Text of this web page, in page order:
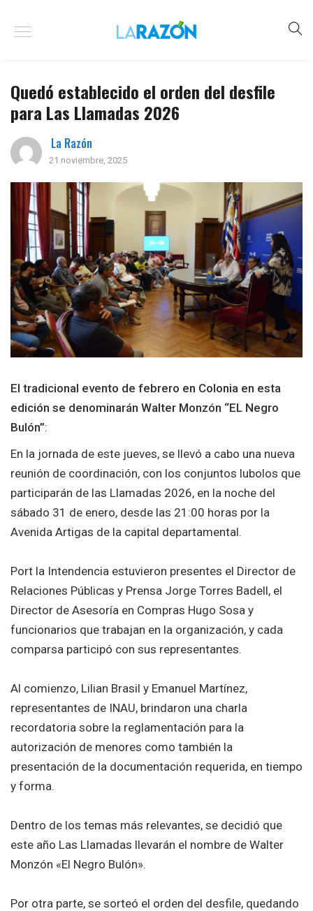
Quedó establecido el orden del desfile
para Las Llamadas 2026
La Razón
21 noviembre, 2025
El tradicional evento de febrero en Colonia en esta
edición se denominarán Walter Monzón “EL Negro
Bulón”:
En la jornada de este jueves, se llevó a cabo una nueva
reunión de coordinación, con los conjuntos lubolos que
participarán de las Llamadas 2026, en la noche del
sábado 31 de enero, desde las 21:00 horas por la
Avenida Artigas de la capital departamental.
Port la Intendencia estuvieron presentes el Director de
Relaciones Públicas y Prensa Jorge Torres Badell, el
Director de Asesoría en Compras Hugo Sosa y
funcionarios que trabajan en la organización, y cada
comparsa participó con sus representantes.
Al comienzo, Lilian Brasil y Emanuel Martínez,
representantes de INAU, brindaron una charla
recordatoria sobre la reglamentación para la
autorización de menores como también la
presentación de la documentación requerida, en tiempo
y forma.
Dentro de los temas más relevantes, se decidió que
este año Las Llamadas llevarán el nombre de Walter
Monzón «El Negro Bulón».
Por otra parte, se sorteó el orden del desfile, quedando